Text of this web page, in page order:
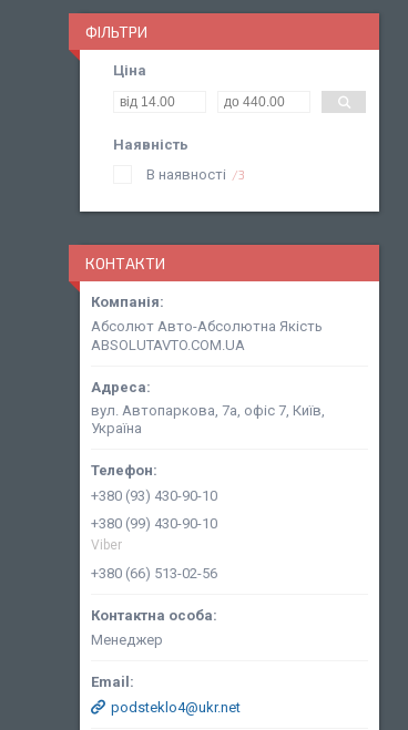
ФІЛЬТРИ
Ціна
Наявність
В наявності
3
КОНТАКТИ
Абсолют Авто-Абсолютна Якість
ABSOLUTAVTO.COM.UA
вул. Автопаркова, 7а, офіс 7, Київ,
Україна
+380 (93) 430-90-10
+380 (99) 430-90-10
Viber
+380 (66) 513-02-56
Менеджер
podsteklo4@ukr.net